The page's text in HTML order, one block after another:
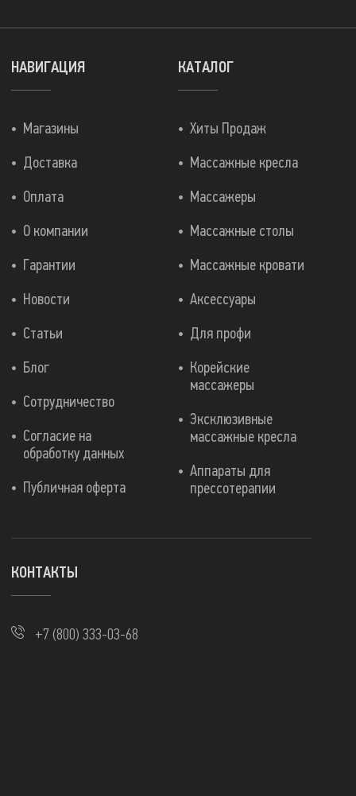
КАТАЛОГ
Хиты Продаж
Массажные кресла
Массажеры
Массажные столы
Массажные кровати
Аксессуары
Для профи
Корейские
массажеры
Эксклюзивные
массажные кресла
Аппараты для
прессотерапии
НАВИГАЦИЯ
Магазины
Доставка
Оплата
О компании
Гарантии
Новости
Статьи
Блог
Сотрудничество
Согласие на
обработку данных
Публичная оферта
КОНТАКТЫ
+7 (800) 333-03-68